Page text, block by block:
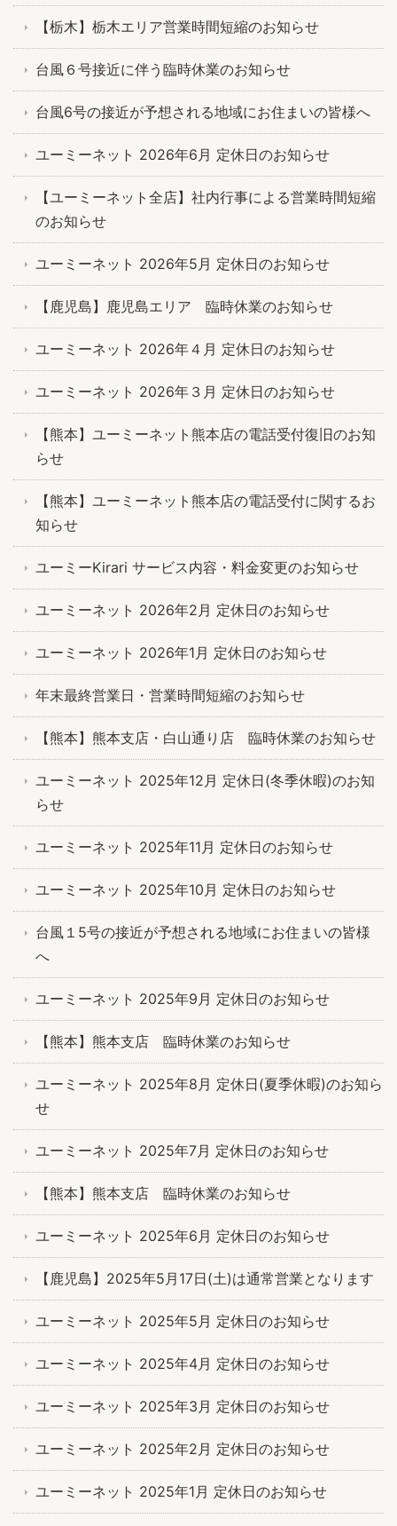
【栃木】栃木エリア営業時間短縮のお知らせ
台風６号接近に伴う臨時休業のお知らせ
台風6号の接近が予想される地域にお住まいの皆様へ
ユーミーネット 2026年6月 定休日のお知らせ
【ユーミーネット全店】社内行事による営業時間短縮
のお知らせ
ユーミーネット 2026年5月 定休日のお知らせ
【鹿児島】鹿児島エリア 臨時休業のお知らせ
ユーミーネット 2026年４月 定休日のお知らせ
ユーミーネット 2026年３月 定休日のお知らせ
【熊本】ユーミーネット熊本店の電話受付復旧のお知
らせ
【熊本】ユーミーネット熊本店の電話受付に関するお
知らせ
ユーミーKirari サービス内容・料金変更のお知らせ
ユーミーネット 2026年2月 定休日のお知らせ
ユーミーネット 2026年1月 定休日のお知らせ
年末最終営業日・営業時間短縮のお知らせ
【熊本】熊本支店・白山通り店 臨時休業のお知らせ
ユーミーネット 2025年12月 定休日(冬季休暇)のお知
らせ
ユーミーネット 2025年11月 定休日のお知らせ
ユーミーネット 2025年10月 定休日のお知らせ
台風１5号の接近が予想される地域にお住まいの皆様
へ
ユーミーネット 2025年9月 定休日のお知らせ
【熊本】熊本支店 臨時休業のお知らせ
ユーミーネット 2025年8月 定休日(夏季休暇)のお知ら
せ
ユーミーネット 2025年7月 定休日のお知らせ
【熊本】熊本支店 臨時休業のお知らせ
ユーミーネット 2025年6月 定休日のお知らせ
【鹿児島】2025年5月17日(土)は通常営業となります
ユーミーネット 2025年5月 定休日のお知らせ
ユーミーネット 2025年4月 定休日のお知らせ
ユーミーネット 2025年3月 定休日のお知らせ
ユーミーネット 2025年2月 定休日のお知らせ
ユーミーネット 2025年1月 定休日のお知らせ